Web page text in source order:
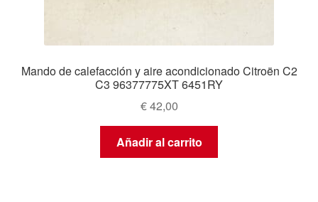
Mando de calefacción y aire acondicionado Citroën C2
C3 96377775XT 6451RY
€42,00
Añadir al carrito